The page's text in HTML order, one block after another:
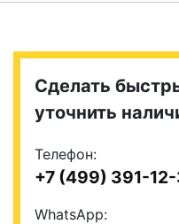
Сделать
уточнить
Телефон:
+7 (499) 391-
WhatsApp: